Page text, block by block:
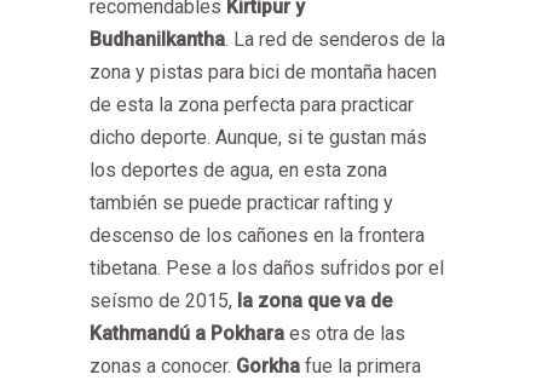
recomendables Kirtipur y
Budhanilkantha. La red de senderos de la
zona y pistas para bici de montaña hacen
de esta la zona perfecta para practicar
dicho deporte. Aunque, si te gustan más
los deportes de agua, en esta zona
también se puede practicar rafting y
descenso de los cañones en la frontera
tibetana. Pese a los daños sufridos por el
seísmo de 2015, la zona que va de
Kathmandú a Pokhara es otra de las
zonas a conocer. Gorkha fue la primera